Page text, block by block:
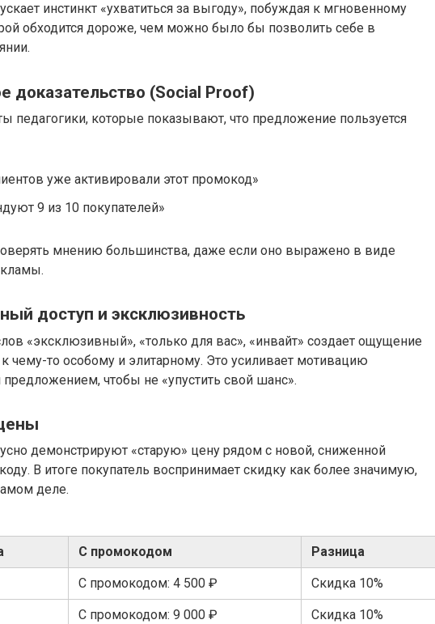
инстинкт «ухватиться за выгоду», побуждая к мгновенному
обходится дороже, чем можно было бы позволить себе в
доказательство (Social Proof)
педагогики, которые показывают, что предложение пользуется
уже активировали этот промокод»
9 из 10 покупателей»
мнению большинства, даже если оно выражено в виде
доступ и эксклюзивность
«эксклюзивный», «только для вас», «инвайт» создает ощущение
чему-то особому и элитарному. Это усиливает мотивацию
предложением, чтобы не «упустить свой шанс».
демонстрируют «старую» цену рядом с новой, сниженной
В итоге покупатель воспринимает скидку как более значимую,
деле.
С промокодом Разница
С промокодом: 4 500 ₽ Скидка 10%
С промокодом: 9 000 ₽ Скидка 10%